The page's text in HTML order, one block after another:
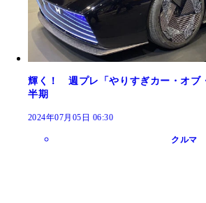
輝く！ 週プレ「やりすぎカー・オブ
半期
2024年07月05日 06:30
クルマ